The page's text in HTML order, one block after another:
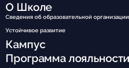
О Школе
Сведения об образовательной организации
Устойчивое развитие
Кампус
Программа лояльности